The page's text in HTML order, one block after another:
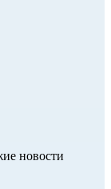
новости